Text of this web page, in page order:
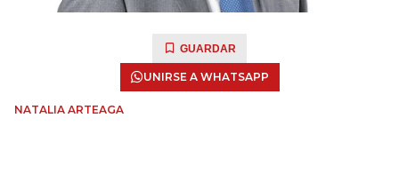
GUARDAR
UNIRSE A WHATSAPP
NATALIA ARTEAGA